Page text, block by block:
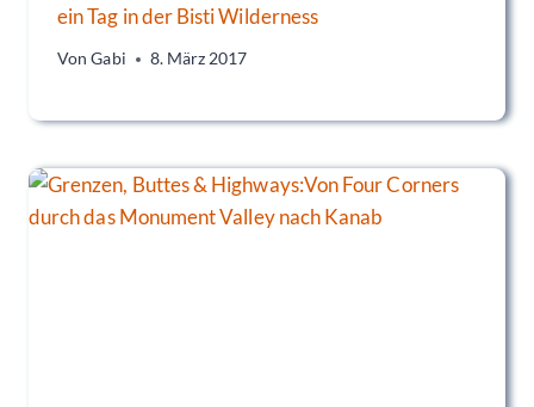
ein Tag in der Bisti Wilderness
Von Gabi 8. März 2017